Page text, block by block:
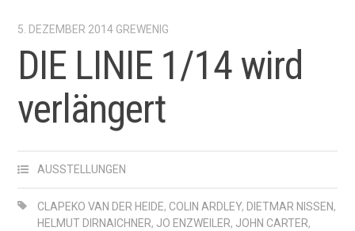
5. DEZEMBER 2014 GREWENIG
DIE LINIE 1/14 wird
verlängert
AUSSTELLUNGEN
CLAPEKO VAN DER HEIDE, COLIN ARDLEY, DIETMAR NISSEN,
HELMUT DIRNAICHNER, JO ENZWEILER, JOHN CARTER,